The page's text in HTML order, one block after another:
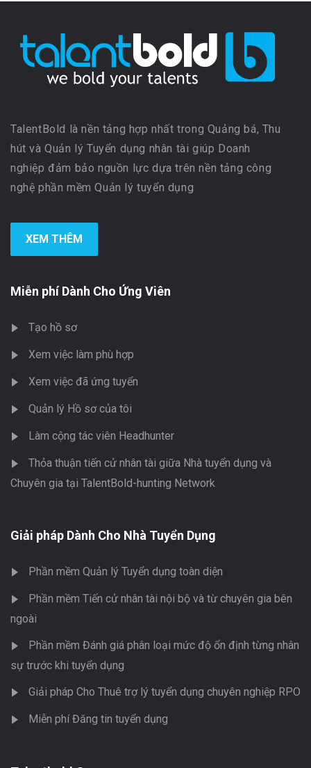
TalentBold là nền tảng hợp nhất trong Quảng bá, Thu
hút và Quản lý Tuyển dụng nhân tài giúp Doanh
nghiệp đảm bảo nguồn lực dựa trên nền tảng công
nghệ phần mềm Quản lý tuyển dụng
XEM THÊM
Miễn phí Dành Cho Ứng Viên
Tạo hồ sơ
Xem việc làm phù hợp
Xem việc đã ứng tuyển
Quản lý Hồ sơ của tôi
Làm cộng tác viên Headhunter
Thỏa thuận tiến cử nhân tài giữa Nhà tuyển dụng và
Chuyên gia tại TalentBold-hunting Network
Giải pháp Dành Cho Nhà Tuyển Dụng
Phần mềm Quản lý Tuyển dụng toàn diện
Phần mềm Tiến cử nhân tài nội bộ và từ chuyên gia bên
ngoài
Phần mềm Đánh giá phân loại mức độ ổn định từng nhân
sự trước khi tuyển dụng
Giải pháp Cho Thuê trợ lý tuyển dụng chuyên nghiệp RPO
Miễn phí Đăng tin tuyển dụng